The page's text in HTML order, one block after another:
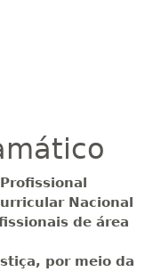
R$ 892,23
R$ 991,36
Nacional
de área
por meio da